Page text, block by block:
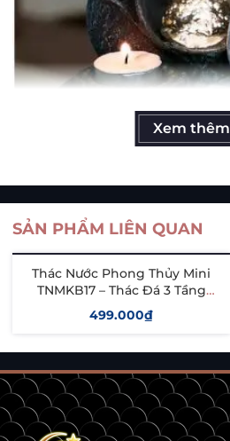
Xuất xứ: Nhập khẩu
Kích thước: 17 *17 *23 cm
Chất liệu: Nhựa cao cấp
Xem thêm
SẢN PHẨM LIÊN QUAN
Thác Nước Phong Thủy Mini
TNMKB17 – Thác Đá 3 Tầng
Chảy, Thu Hút Tài Lộc & May
Mắn
499.000₫
Thêm vào giỏ